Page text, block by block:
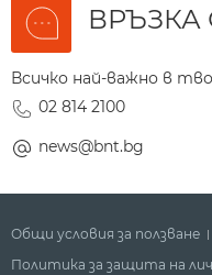
ВРЪЗКА
Всичко най-важно в
02 814 2100
news@bnt.bg
Общи условия за ползване
Политика за защита на